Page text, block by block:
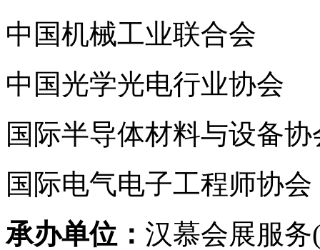
中国机械工业联合会
中国光学光电行业协会
国际半导体材料与设备协
国际电气电子工程师协
承办单位： 汉慕会展服